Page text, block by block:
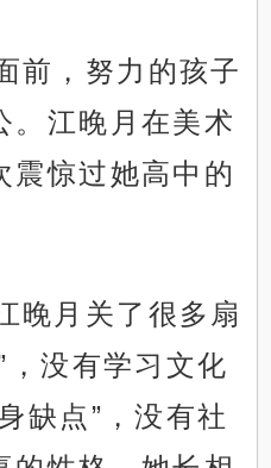
前，努力的孩子
。江晚月在美术
震惊过她高中的
晚月关了很多扇
，没有学习文化
缺点”，没有社